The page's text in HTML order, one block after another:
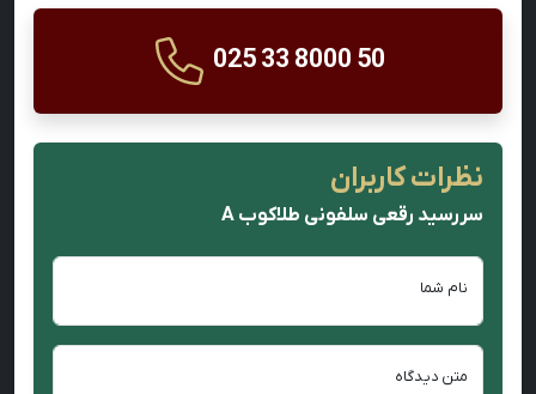
025 33 8000 50
نظرات کاربران
سررسید رقعی سلفونی طلاکوب A
نام شما
متن دیدگاه